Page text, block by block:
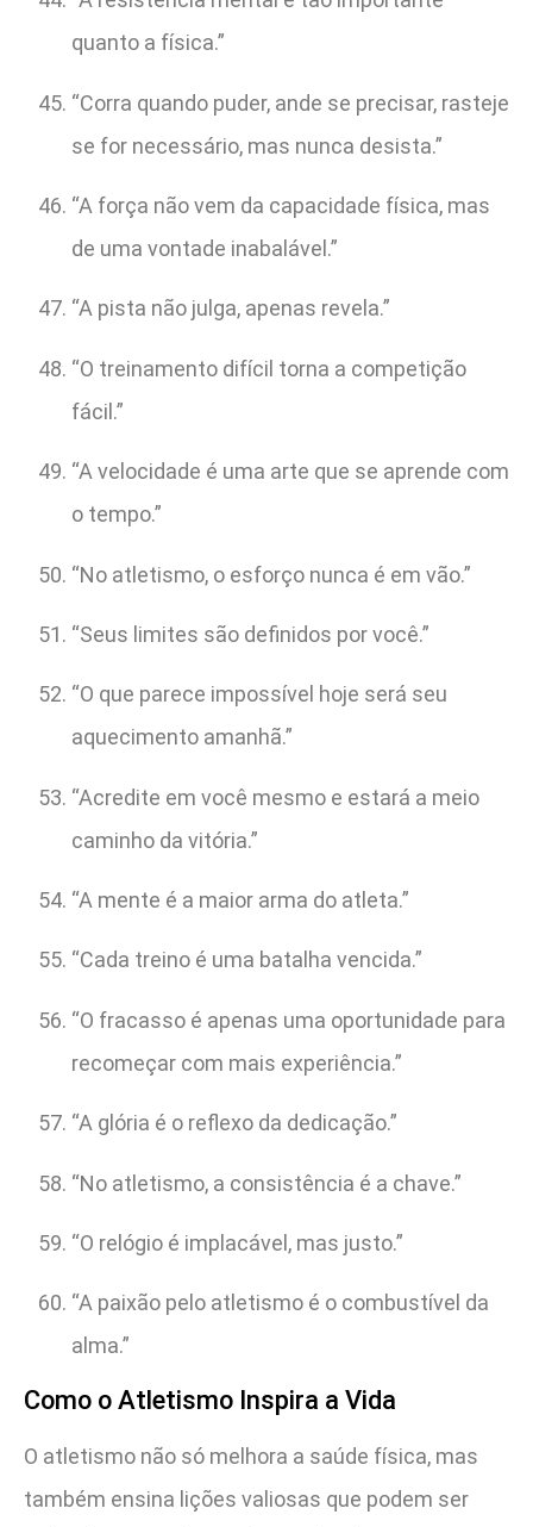
quanto a física.”
“Corra quando puder, ande se precisar, rasteje
se for necessário, mas nunca desista.”
“A força não vem da capacidade física, mas
de uma vontade inabalável.”
“A pista não julga, apenas revela.”
“O treinamento difícil torna a competição
fácil.”
“A velocidade é uma arte que se aprende com
o tempo.”
“No atletismo, o esforço nunca é em vão.”
“Seus limites são definidos por você.”
“O que parece impossível hoje será seu
aquecimento amanhã.”
“Acredite em você mesmo e estará a meio
caminho da vitória.”
“A mente é a maior arma do atleta.”
“Cada treino é uma batalha vencida.”
“O fracasso é apenas uma oportunidade para
recomeçar com mais experiência.”
“A glória é o reflexo da dedicação.”
“No atletismo, a consistência é a chave.”
“O relógio é implacável, mas justo.”
“A paixão pelo atletismo é o combustível da
alma.”
Como o Atletismo Inspira a Vida
O atletismo não só melhora a saúde física, mas
também ensina lições valiosas que podem ser